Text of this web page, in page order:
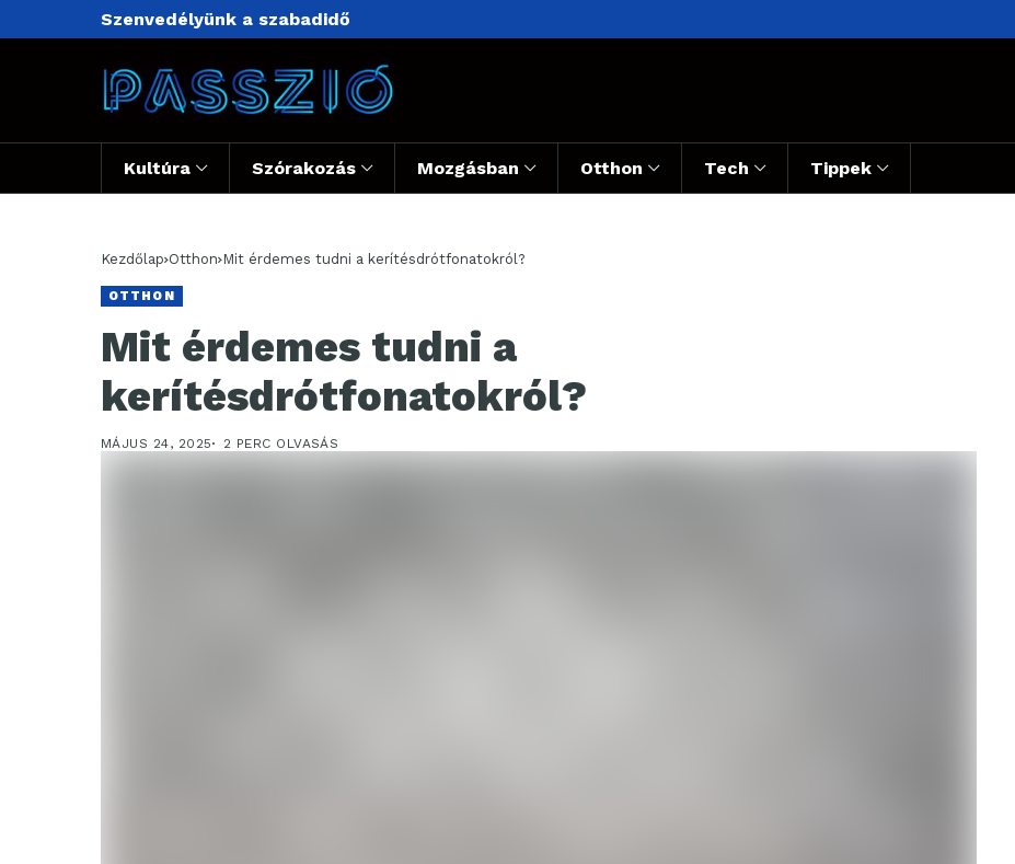
Szenvedélyünk a szabadidő
Kultúra Szórakozás Mozgásban Otthon Tech Tippek
Kezdőlap Otthon Mit érdemes tudni a kerítésdrótfonatokról?
OTTHON
Mit érdemes tudni a
kerítésdrótfonatokról?
MÁJUS 24, 2025 2 PERC OLVASÁS